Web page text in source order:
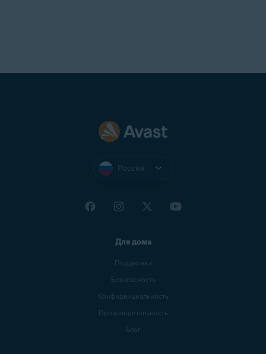
Россия
Для дома
Поддержка
Безопасность
Конфиденциальность
Производительность
Блог